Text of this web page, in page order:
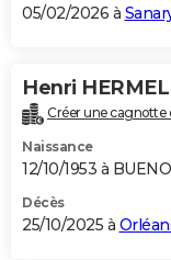
S'inscrire
Se connecter
Lycées
Collèges
Primaires
Universités
Entreprises
Service militaire
Avis de recherche
AVIS DE DÉCÈS
Bricolage
Lifestyle
Culture
Sport
Auto
Television
Voyage
Cinema
05/02/2026 à
Henri
Créer une cagnotte
Naissance
12/10/1953 à
Décès
25/10/2025 à